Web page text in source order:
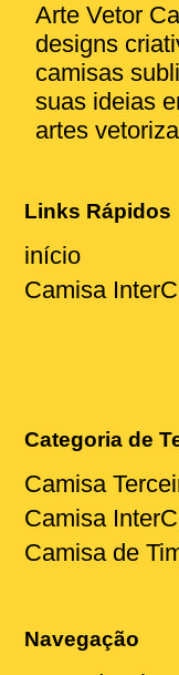
Arte Vetor
designs
camisas
suas ideias
artes
Links Rápidos
início
Camisa
Categoria de
Camisa
Camisa
Camisa de
Navegação